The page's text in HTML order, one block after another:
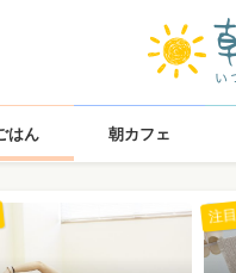
はん 朝カフェ
注目